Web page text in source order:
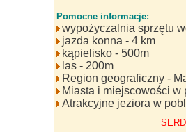
Pomocne informacje:
wypożyczalnia sprzętu
jazda konna - 4 km
kąpielisko - 500m
las - 200m
Region geograficzny -
Miasta i miejscowości w
Atrakcyjne jeziora w